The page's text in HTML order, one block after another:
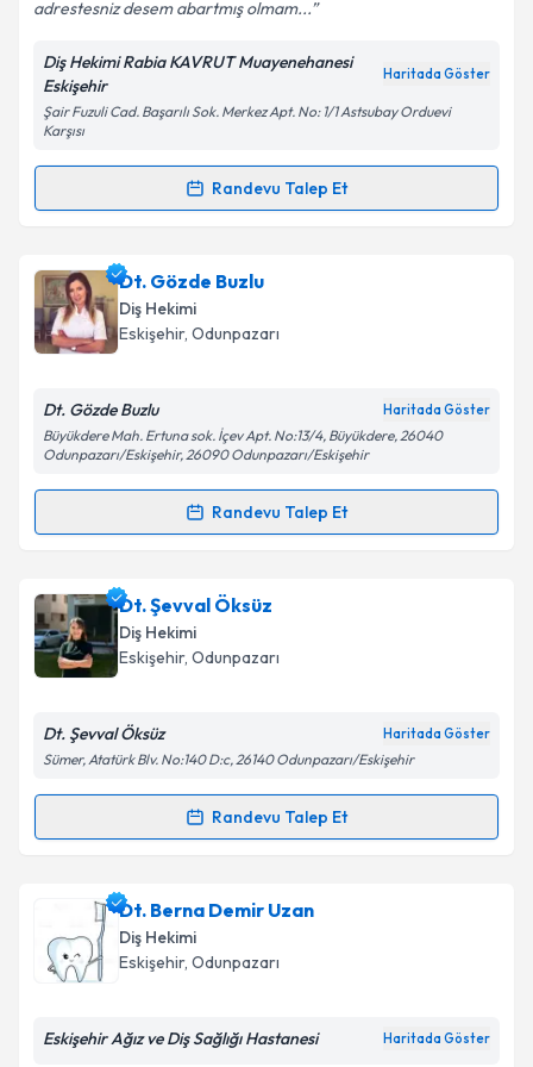
Kişisel verilerimin işlenmesine ilişkin
Aydınlatma
kapsamda işlenmesini kabul ediyorum.
Takvim Talebini Gönder
adrestesniz desem abartmış olmam...
Diş Hekimi Rabia KAVRUT Muayenehanesi
Eskişehir
Haritada Göster
Şair Fuzuli Cad. Başarılı Sok. Merkez Apt. No: 1/1 Astsubay Orduevi
Karşısı
Randevu Talep Et
Randevu Takvimi Talebi
Dr. Dt. Rabia Kavrutiçin randevu takvimi talebi
oluşturun. Size bu uzmandan randevu almanız için bir
takvim hazırlandığında e-posta ile bilgilendireceğiz.
Kişisel verilerimin işlenmesine ilişkinAydınlatma
'ni okudum ve kişisel verilerimin belirtilen
kapsamda işlenmesini kabul ediyorum.
Takvim Talebini Gönder
Dt. Gözde Buzlu
Diş Hekimi
Eskişehir, Odunpazarı
Dt. Gözde Buzlu Haritada Göster
Büyükdere Mah. Ertuna sok. İçev Apt. No:13/4, Büyükdere, 26040
Odunpazarı/Eskişehir, 26090 Odunpazarı/Eskişehir
Randevu Talep Et
Randevu Takvimi Talebi
Dt. Gözde Buzlu için randevu takvimi talebi oluşturun.
Size bu uzmandan randevu almanız için bir takvim
hazırlandığında e-posta ile bilgilendireceğiz.
Kişisel verilerimin işlenmesine ilişkin
Metni'ni okudum ve kişisel verilerimin belirtilen
Takvim Talebini Gönder
Dt. Şevval Öksüz
Diş Hekimi
Eskişehir, Odunpazarı
Dt. Şevval Öksüz Haritada Göster
Sümer, Atatürk Blv. No:140 D:c, 26140 Odunpazarı/Eskişehir
Randevu Talep Et
Randevu Takvimi Talebi
Dt. Şevval Öksüziçin randevu takvimi talebi
oluşturun. Size bu uzmandan randevu almanız için bir
takvim hazırlandığında e-posta ile bilgilendireceğiz.
Dt. Berna Demir Uzan
Diş Hekimi
Eskişehir, Odunpazarı
Eskişehir Ağız ve Diş Sağlığı Hastanesi Haritada Göster